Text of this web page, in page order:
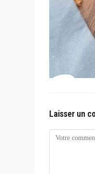
Laisser un
Comment